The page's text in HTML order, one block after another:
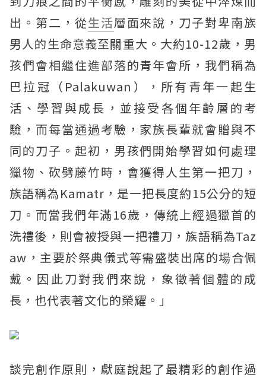
出。第二，從生活層面來說，刀子對卑南族
男人的生命意義至關重大。大約10-12歲，男
孩們會相繼住進部落的青年會所，我們稱為
巴拉冠（Palakuwan），所有青年一起生
活、學習與成長，並接受各個年齡層的考
驗，而每當通過考驗，家族長輩就會贈與不
同的刀子。起初，男孩們開始學習如何處理
獵物、砍劈藤竹時，會獲得人生第一把刀，
族語稱為Kamatr，是一把長度約15公分的短
刀。而當我們年滿16歲，傳統上經過獵首的
洗禮後，則會被授與一把禮刀，族語稱為Taz
aw，主要於祭典儀式等需盛裝出席的場合佩
戴。因此刀對我們來說，象徵著個體的成
長，也代表著文化的榮耀。」
談完創作原則，獻庭說起了最精彩的創作過